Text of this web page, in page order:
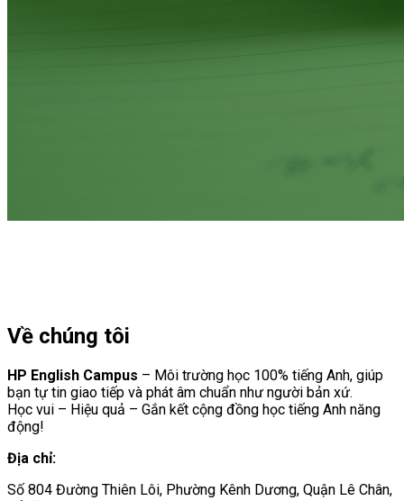
Về chúng tôi
HP English Campus – Môi trường học 100% tiếng Anh, giúp
bạn tự tin giao tiếp và phát âm chuẩn như người bản xứ.
Học vui – Hiệu quả – Gắn kết cộng đồng học tiếng Anh năng
động!
Địa chỉ:
Số 804 Đường Thiên Lôi, Phường Kênh Dương, Quận Lê Chân,